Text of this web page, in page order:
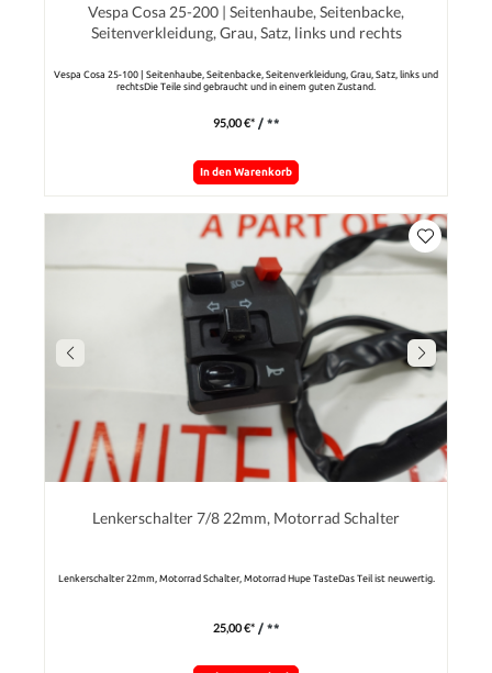
Vespa Cosa 25-200 | Seitenhaube, Seitenbacke,
Seitenverkleidung, Grau, Satz, links und rechts
Vespa Cosa 25-100 | Seitenhaube, Seitenbacke, Seitenverkleidung, Grau, Satz, links und
rechtsDie Teile sind gebraucht und in einem guten Zustand.
95,00 €* / **
In den Warenkorb
Lenkerschalter 7/8 22mm, Motorrad Schalter
Lenkerschalter 22mm, Motorrad Schalter, Motorrad Hupe TasteDas Teil ist neuwertig.
25,00 €* / **